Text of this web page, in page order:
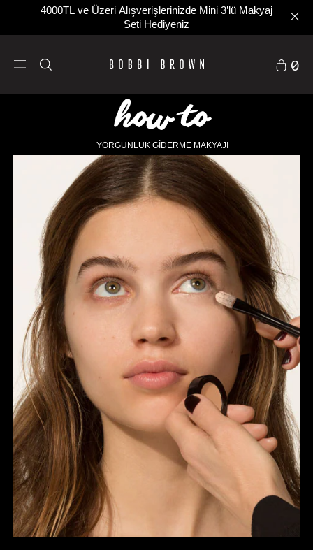
4000TL ve Üzeri Alışverişlerinizde Mini 3’lü Makyaj
Seti Hediyeniz
0
YORGUNLUK GİDERME MAKYAJI